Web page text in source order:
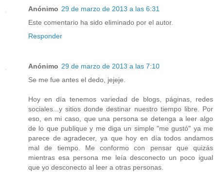
Anónimo 29 de marzo de 2013 a las 6:31
Este comentario ha sido eliminado por el autor.
Responder
Anónimo 29 de marzo de 2013 a las 7:10
Se me fue antes el dedo, jejeje.
Hoy en día tenemos variedad de blogs, páginas, redes
sociales...y sitios donde destinar nuestro tiempo libre. Por
eso, en mi caso, que una persona se detenga a leer algo
de lo que publique y me diga un simple "me gustó" ya me
parece de agradecer, ya que hoy en día todos andamos
mal de tiempo. Me conformo con pensar que quizás
mientras esa persona me leía desconecto un poco igual
que yo desconecto al leer a otras personas.